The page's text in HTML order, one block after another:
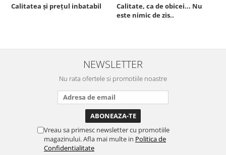
Calitatea și prețul inbatabil
Calitate, ca de obicei... Nu
este nimic de zis..
NEWSLETTER
Nu rata ofertele si promotiile noastre
Vreau sa primesc newsletter cu promotiile
magazinului. Afla mai multe in Politica de
Confidentialitate